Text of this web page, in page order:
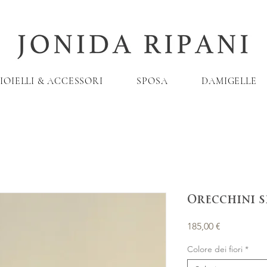
& ACCESSORI SPOSA DAMIGELLE
Orecchini
185,00 €
Colore dei fiori *